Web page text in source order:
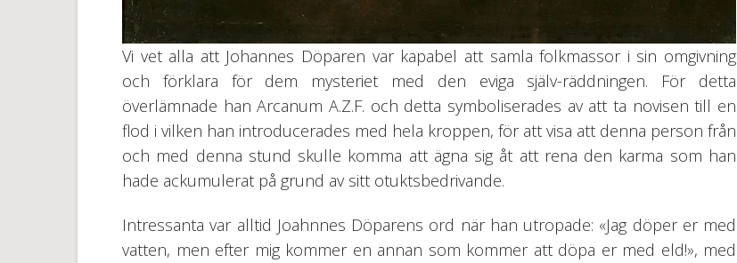
Vi vet alla att Johannes Döparen var kapabel att samla folkmassor i sin omgivning
och förklara för dem mysteriet med den eviga själv-räddningen. För detta
överlämnade han Arcanum A.Z.F. och detta symboliserades av att ta novisen till en
flod i vilken han introducerades med hela kroppen, för att visa att denna person från
och med denna stund skulle komma att ägna sig åt att rena den karma som han
hade ackumulerat på grund av sitt otuktsbedrivande.
Intressanta var alltid Joahnnes Döparens ord när han utropade: «Jag döper er med
vatten, men efter mig kommer en annan som kommer att döpa er med eld!», med